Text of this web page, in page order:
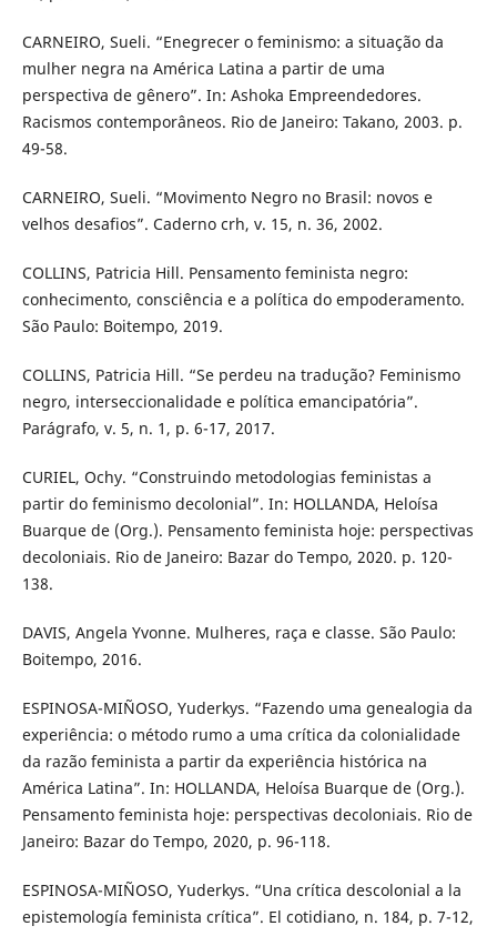
CARNEIRO, Sueli. “Enegrecer o feminismo: a situação da
mulher negra na América Latina a partir de uma
perspectiva de gênero”. In: Ashoka Empreendedores.
Racismos contemporâneos. Rio de Janeiro: Takano, 2003. p.
49-58.
CARNEIRO, Sueli. “Movimento Negro no Brasil: novos e
velhos desafios”. Caderno crh, v. 15, n. 36, 2002.
COLLINS, Patricia Hill. Pensamento feminista negro:
conhecimento, consciência e a política do empoderamento.
São Paulo: Boitempo, 2019.
COLLINS, Patricia Hill. “Se perdeu na tradução? Feminismo
negro, interseccionalidade e política emancipatória”.
Parágrafo, v. 5, n. 1, p. 6-17, 2017.
CURIEL, Ochy. “Construindo metodologias feministas a
partir do feminismo decolonial”. In: HOLLANDA, Heloísa
Buarque de (Org.). Pensamento feminista hoje: perspectivas
decoloniais. Rio de Janeiro: Bazar do Tempo, 2020. p. 120-
138.
DAVIS, Angela Yvonne. Mulheres, raça e classe. São Paulo:
Boitempo, 2016.
ESPINOSA-MIÑOSO, Yuderkys. “Fazendo uma genealogia da
experiência: o método rumo a uma crítica da colonialidade
da razão feminista a partir da experiência histórica na
América Latina”. In: HOLLANDA, Heloísa Buarque de (Org.).
Pensamento feminista hoje: perspectivas decoloniais. Rio de
Janeiro: Bazar do Tempo, 2020, p. 96-118.
ESPINOSA-MIÑOSO, Yuderkys. “Una crítica descolonial a la
epistemología feminista crítica”. El cotidiano, n. 184, p. 7-12,